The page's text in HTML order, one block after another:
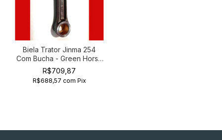
Biela Trator Jinma 254
Com Bucha - Green Horse
E Foton 254
R$709,87
R$688,57 com Pix